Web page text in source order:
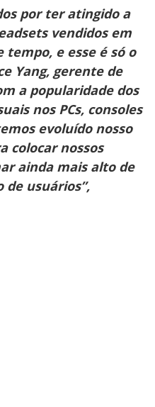
por ter atingido a
vendidos em
e esse é só o
Yang, gerente de
a popularidade dos
nos PCs, consoles
evoluído nosso
colocar nossos
ainda mais alto de
usuários”,